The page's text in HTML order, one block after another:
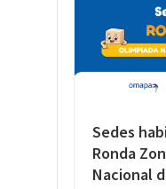
Sedes
Ronda
Nacional